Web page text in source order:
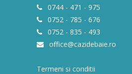
0744 - 471 - 975
0752 - 785 - 676
0752 - 835 - 493
office@cazidebaie.ro
Termeni si conditii